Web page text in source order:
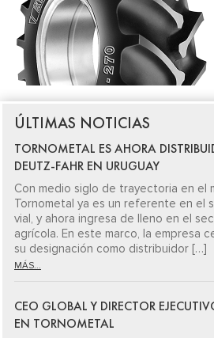
ÚLTIMAS NOTICIAS
TORNOMETAL ES AHORA
DEUTZ-FAHR EN URUGUAY
Con medio siglo de trayectoria en el
Tornometal ya es un referente en el
vial, y ahora ingresa de lleno en el
agrícola. En este marco, la empresa
su designación como distribuidor […]
MÁS...
CEO GLOBAL Y DIRECTOR
EN TORNOMETAL